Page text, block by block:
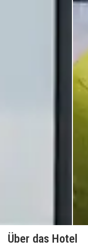
Über das Hotel